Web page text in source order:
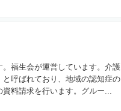
福生会が運営しています。介護
呼ばれており、地域の認知症の
料請求を行います。グルー...